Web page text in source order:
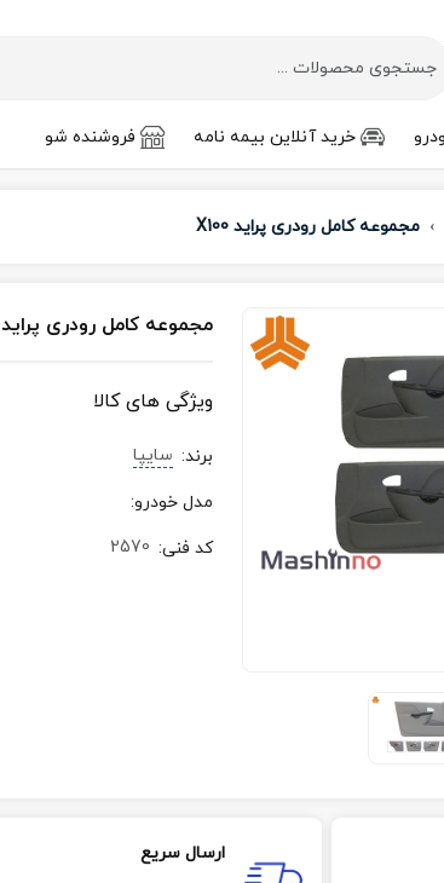
خرید آنلاین بیمه نامه فروشنده شو
مجموعه کامل رودری پراید X100
مجموعه کامل رودری پراید X100
ویژگی های کالا
برند: سایپا
مدل خودرو:
کد فنی:
2570
ارسال سریع